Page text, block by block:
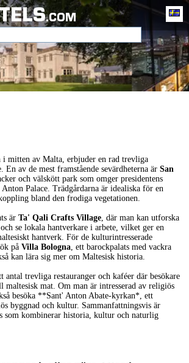
.COM
i mitten av Malta, erbjuder en rad trevliga
En av de mest framstående sevärdheterna är San
och välskött park som omger presidentens
Palace. Trädgårdarna är idealiska för en
bland den frodiga vegetationen.
är Ta' Qali Crafts Village, där man kan utforska
se lokala hantverkare i arbete, vilket ger en
hantverk. För de kulturintresserade
på Villa Bologna, ett barockpalats med vackra
kan lära sig mer om Maltesisk historia.
antal trevliga restauranger och kaféer där besökare
maltesisk mat. Om man är intresserad av religiös
besöka **Sant' Anton Abate-kyrkan*, ett
byggnad och kultur. Sammanfattningsvis är
som kombinerar historia, kultur och naturlig